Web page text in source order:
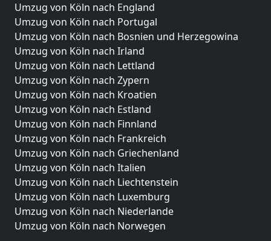
Umzug von Köln nach England
Umzug von Köln nach Portugal
Umzug von Köln nach Bosnien und Herzegowina
Umzug von Köln nach Irland
Umzug von Köln nach Lettland
Umzug von Köln nach Zypern
Umzug von Köln nach Kroatien
Umzug von Köln nach Estland
Umzug von Köln nach Finnland
Umzug von Köln nach Frankreich
Umzug von Köln nach Griechenland
Umzug von Köln nach Italien
Umzug von Köln nach Liechtenstein
Umzug von Köln nach Luxemburg
Umzug von Köln nach Niederlande
Umzug von Köln nach Norwegen